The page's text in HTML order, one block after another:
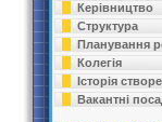
Керівництво
Структура
Планування
Колегія
Історія
Вакантні